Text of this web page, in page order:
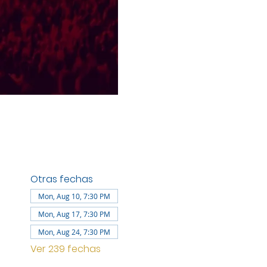
Otras fechas
Mon, Aug 10, 7:30 PM
Mon, Aug 17, 7:30 PM
Mon, Aug 24, 7:30 PM
Ver 239 fechas